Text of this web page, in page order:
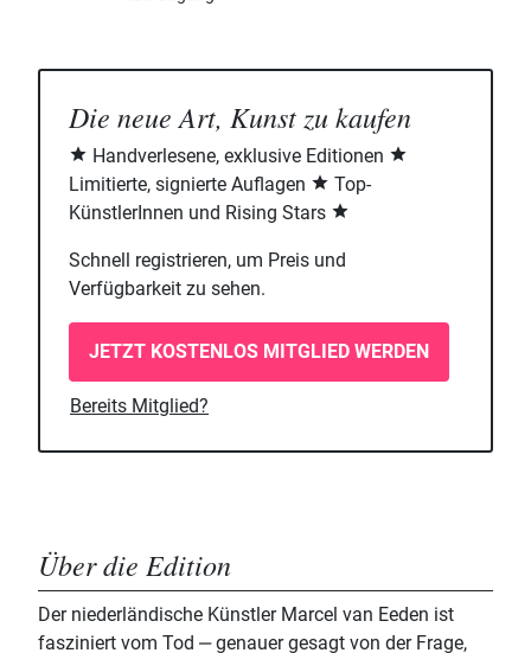
Die neue Art, Kunst zu kaufen
Handverlesene, exklusive Editionen
Limitierte, signierte Auflagen
Top-
KünstlerInnen und Rising Stars
Schnell registrieren, um Preis und
Verfügbarkeit zu sehen.
JETZT KOSTENLOS MITGLIED WERDEN
Bereits Mitglied?
Über die Edition
Der niederländische Künstler Marcel van Eeden ist
fasziniert vom Tod ‒ genauer gesagt von der Frage,